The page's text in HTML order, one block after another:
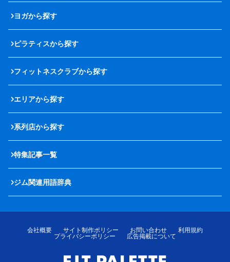
ヨガから探す
ピラティスから探す
フィットネスクラブから探す
エリアから探す
系列店から探す
特集記事一覧
ジム関連用語辞典
会社概要 サイト制作ポリシー お問い合わせ
利用規約
プライバシーポリシー
広告掲載について